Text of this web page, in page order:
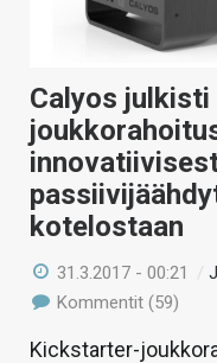
Calyos julkisti
kotelostaan
31.3.2017 - 00:21 /
Kommentit (59)
Kickstarter-